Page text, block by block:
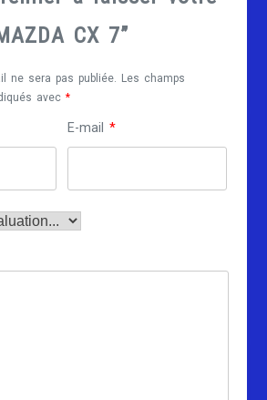
CX 7”
ne sera pas publiée. Les champs
avec*
E-mail*